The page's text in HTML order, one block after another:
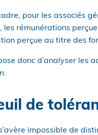
pour les associés
les rémunérations
perçue au titre des
donc d’analyser les
de
impossible de